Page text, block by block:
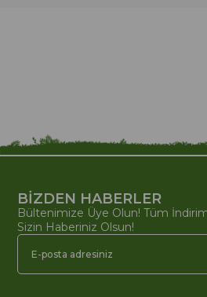
BİZDEN HABERLER
Bültenimize Üye Olun! Tüm
Sizin Haberiniz Olsun!